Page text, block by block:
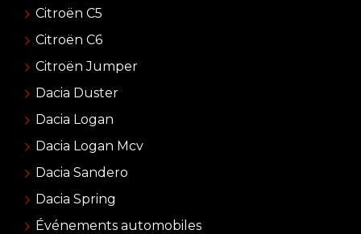
Citroën C5
Citroën C6
Citroën Jumper
Dacia Duster
Dacia Logan
Dacia Logan Mcv
Dacia Sandero
Dacia Spring
Événements automobiles